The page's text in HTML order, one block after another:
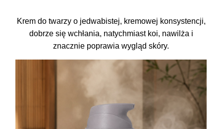
Krem do twarzy o jedwabistej, kremowej konsystencji,
dobrze się wchłania, natychmiast koi, nawilża i
znacznie poprawia wygląd skóry.